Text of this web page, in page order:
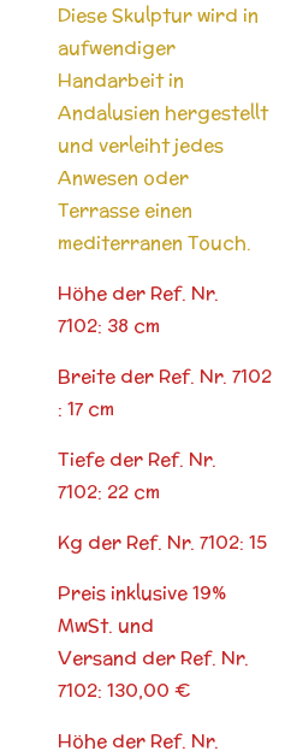
Diese Skulptur wird in
aufwendiger
Handarbeit in
Andalusien hergestellt
und verleiht jedes
Anwesen oder
Terrasse einen
mediterranen Touch.
Höhe der Ref. Nr.
7102: 38 cm
Breite der Ref. Nr. 7102
: 17 cm
Tiefe der Ref. Nr.
7102: 22 cm
Kg der Ref. Nr. 7102: 15
Preis inklusive 19%
MwSt. und
Versand der Ref. Nr.
7102: 130,00 €
Höhe der Ref. Nr.